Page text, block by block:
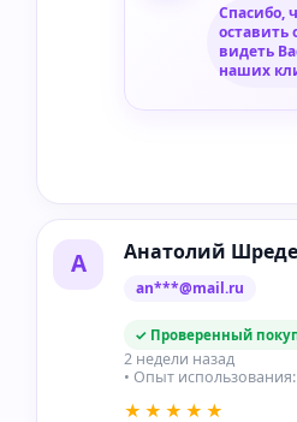
Спасибо,
оставить
видеть
наших
А Анатолий
an***@mail.ru
✓ Проверенный
2 недели назад
• Опыт
★★★★★